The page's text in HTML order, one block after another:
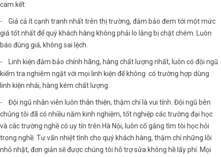
cam kết:
- Giá cả ít cạnh tranh nhất trên thị trường, đảm bảo đem tới một mức
giá tốt nhất để quý khách hàng không phải lo lắng bị chặt chém. Luôn
báo đúng giá, không sai lệch.
- Linh kiện đảm bảo chính hãng, hàng chất lượng nhất, luôn có đội ngũ
kiểm tra nghiêm ngặt với mọi linh kiện để không có trường hợp dùng
linh kiện nhái, hàng kém chất lượng.
- Đội ngũ nhân viên luôn thân thiện, thậm chí là vui tính. Đội ngũ bên
chúng tôi đã có nhiều năm kinh nghiệm, tốt nghiệp các trường đại học
và các trường nghề có uy tín trên Hà Nội, luôn cố gắng tìm tòi học hỏi
trong nghề. Tư vấn nhiệt tình cho quý khách hàng, thậm chí những lỗi
nhỏ nhặt, đơn giản sẽ được chúng tôi hỗ trợ sửa không hề lấy phí. Mọi